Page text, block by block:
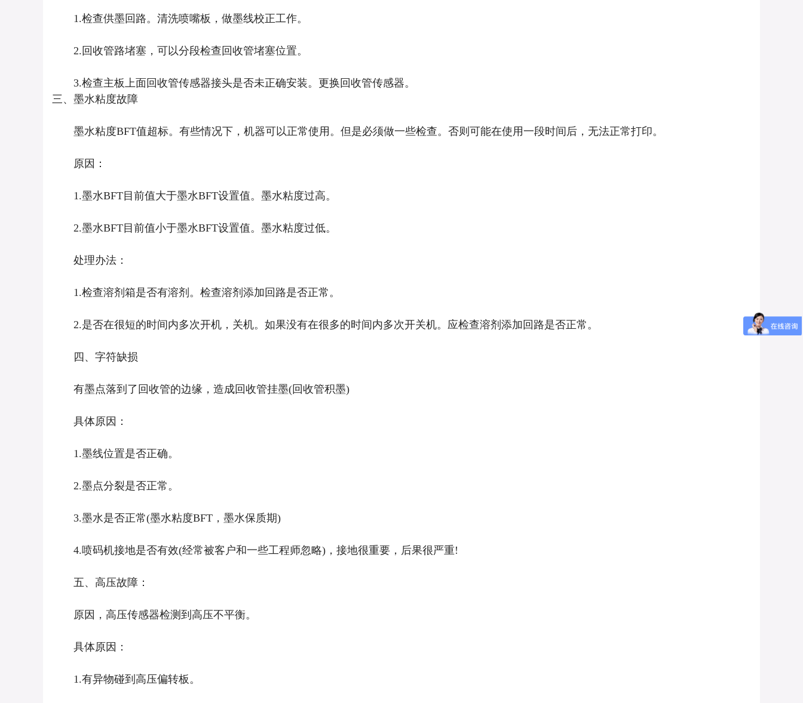
1.检查供墨回路。清洗喷嘴板，做墨线校正工作。
2.回收管路堵塞，可以分段检查回收管堵塞位置。
3.检查主板上面回收管传感器接头是否未正确安装。更换回收管传感器。
三、墨水粘度故障
墨水粘度BFT值超标。有些情况下，机器可以正常使用。但是必须做一些检查。否则可能在使用一段时间后，无法正常打印。
原因：
1.墨水BFT目前值大于墨水BFT设置值。墨水粘度过高。
2.墨水BFT目前值小于墨水BFT设置值。墨水粘度过低。
处理办法：
1.检查溶剂箱是否有溶剂。检查溶剂添加回路是否正常。
2.是否在很短的时间内多次开机，关机。如果没有在很多的时间内多次开关机。应检查溶剂添加回路是否正常。
四、字符缺损
有墨点落到了回收管的边缘，造成回收管挂墨(回收管积墨)
具体原因：
1.墨线位置是否正确。
2.墨点分裂是否正常。
3.墨水是否正常(墨水粘度BFT，墨水保质期)
4.喷码机接地是否有效(经常被客户和一些工程师忽略)，接地很重要，后果很严重!
五、高压故障：
原因，高压传感器检测到高压不平衡。
具体原因：
1.有异物碰到高压偏转板。